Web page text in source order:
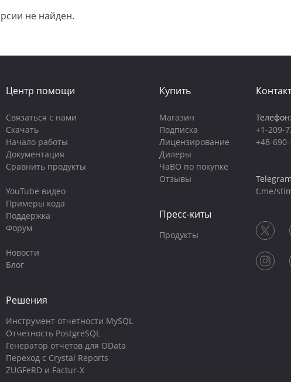
не найден.
Центр помощи
Связаться с нами
Скачать
Начало работы
Документация
Сравнить продукты
YouTube видео
Примеры кода
Поддержка
Форум
Новости
Блог
Решения
Инструмент отчетности MySQL
Отчетность PostgreSQL
Генератор отчетов для OData
Переход с Crystal Reports
ZUGFeRD и Factur-X
Купить
Магазин
Подписка
Лицензирование
Дилеры
ЧаВО по покупке
Отзывы
Пресс-киты
Продукты
Телефон:
+1-209-
+48-
t.me/